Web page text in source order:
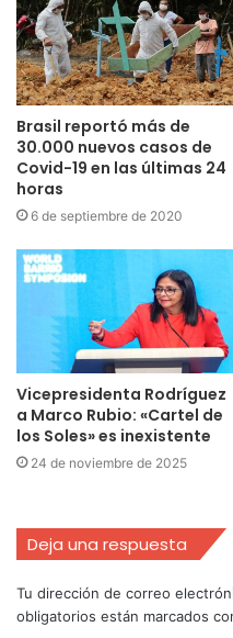
Brasil reportó más de
30.000 nuevos casos de
Covid-19 en las últimas 24
horas
6 de septiembre de 2020
Vicepresidenta Rodríguez
a Marco Rubio: «Cartel de
los Soles» es inexistente
24 de noviembre de 2025
Deja una respuesta
Tu dirección de correo
obligatorios están marcados